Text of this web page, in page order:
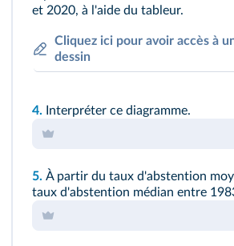
et 2020, à l'aide du tableur.
Cliquez ici pour avoir accès à
dessin
4. Interpréter ce diagramme.
5. À partir du taux d'abstention
taux d'abstention médian entre